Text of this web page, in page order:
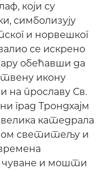
који су
симболизују
и норвешког
се искрено
обећавши да
икону
на прославу Св.
град Трондхајм
велика катедрала
светитељу и
чуване и мошти